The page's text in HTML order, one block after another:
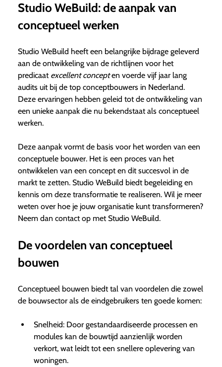
Studio WeBuild: de aanpak van
conceptueel werken
Studio WeBuild heeft een belangrijke bijdrage geleverd
aan de ontwikkeling van de richtlijnen voor het
predicaat excellent concepten voerde vijf jaar lang
audits uit bij de top conceptbouwers in Nederland.
Deze ervaringen hebben geleid tot de ontwikkeling van
een unieke aanpak die nu bekendstaat als conceptueel
werken.
Deze aanpak vormt de basis voor het worden van een
conceptuele bouwer. Het is een proces van het
ontwikkelen van een concept en dit succesvol in de
markt te zetten. Studio WeBuild biedt begeleiding en
kennis om deze transformatie te realiseren. Wil je meer
weten over hoe je jouw organisatie kunt transformeren?
Neem dan contact op met Studio WeBuild.
De voordelen van conceptueel
bouwen
Conceptueel bouwen biedt tal van voordelen die zowel
de bouwsector als de eindgebruikers ten goede komen:
Snelheid: Door gestandaardiseerde processen en
modules kan de bouwtijd aanzienlijk worden
verkort, wat leidt tot een snellere oplevering van
woningen.